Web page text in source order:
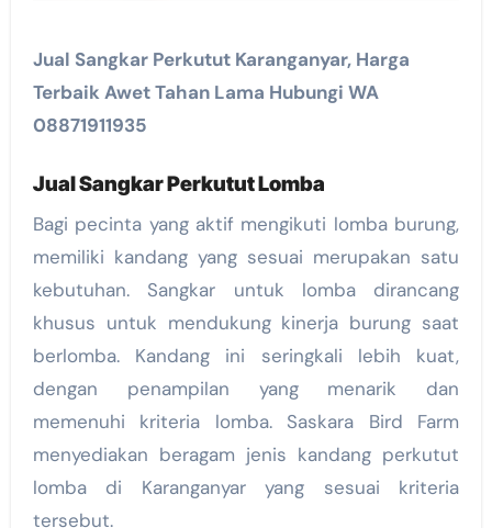
Jual Sangkar Perkutut Karanganyar, Harga
Terbaik Awet Tahan Lama Hubungi WA
08871911935
Jual Sangkar Perkutut Lomba
Bagi pecinta yang aktif mengikuti lomba burung,
memiliki kandang yang sesuai merupakan satu
kebutuhan. Sangkar untuk lomba dirancang
khusus untuk mendukung kinerja burung saat
berlomba. Kandang ini seringkali lebih kuat,
dengan penampilan yang menarik dan
memenuhi kriteria lomba. Saskara Bird Farm
menyediakan beragam jenis kandang perkutut
lomba di Karanganyar yang sesuai kriteria
tersebut.